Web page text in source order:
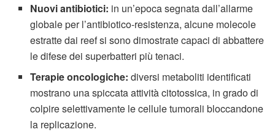
Nuovi antibiotici: in un’epoca segnata dall’allarme
globale per l’antibiotico-resistenza, alcune molecole
estratte dai reef si sono dimostrate capaci di abbattere
le difese dei superbatteri più tenaci.
Terapie oncologiche: diversi metaboliti identificati
mostrano una spiccata attività citotossica, in grado di
colpire selettivamente le cellule tumorali bloccandone
la replicazione.